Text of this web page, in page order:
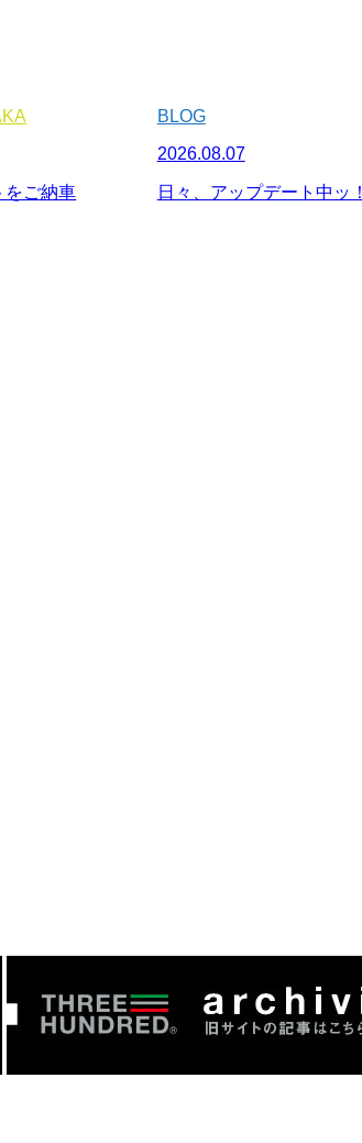
をご納車
BLOG
2026.08.07
日々、アップデート中ッ！